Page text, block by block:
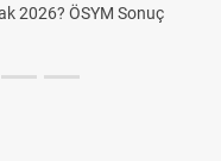
2026? ÖSYM Sonuç